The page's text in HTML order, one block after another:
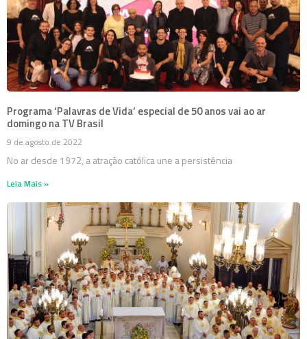
Programa ‘Palavras de Vida’ especial de 50 anos vai ao ar
domingo na TV Brasil
9 de agosto de 2022
No ar desde 1972, a atração católica une a persistência
Leia Mais »